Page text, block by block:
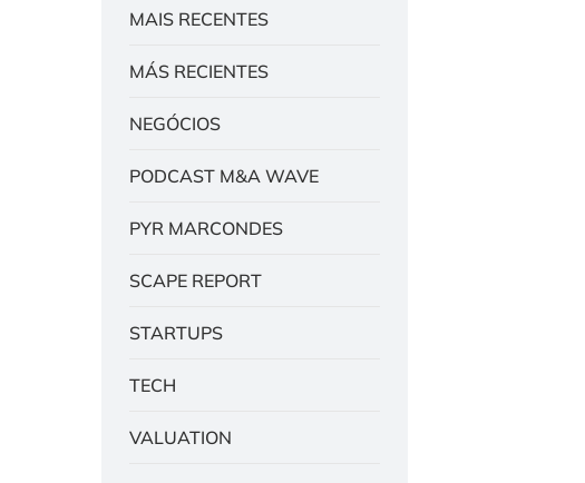
MAIS RECENTES
MÁS RECIENTES
NEGÓCIOS
PODCAST M&A WAVE
PYR MARCONDES
SCAPE REPORT
STARTUPS
TECH
VALUATION